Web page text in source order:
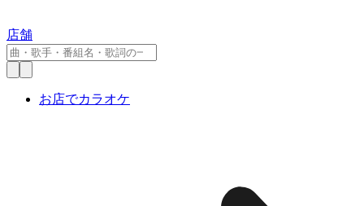
店舗
お店でカラオケ